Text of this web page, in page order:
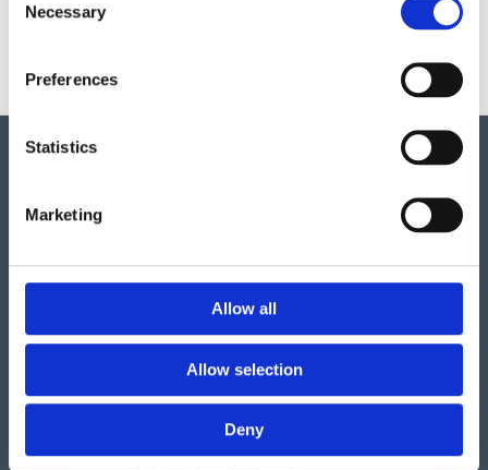
Selection
Necessary
Preferences
Statistics
Marketing
Allow all
Allow selection
Deny
EUROFLEX® Lawn Edging red with EPDM top
stora och lilla företag i Ulefoss, Norge. Ett familjeföretag
som i snart 50 år tillverkat och sålt lekplatsutrustning,
parkmöbler m.m. i Norden. Tillväxten beror faktiskt mest
på produkterna i sig; underhållsfritt, lång garanti,
inspirerande utmaningar för barnen, hög säkerhet och
numera även design i toppklass.